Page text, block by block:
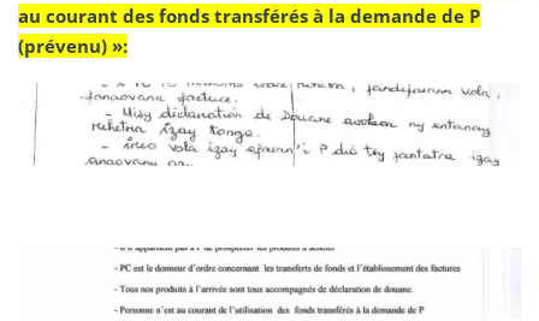
au courant des fonds transférés à la demande de P
(prévenu) »: